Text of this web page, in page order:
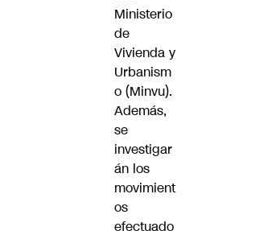
Ministerio
de
Vivienda y
Urbanism
o (Minvu).
Además,
se
investigar
án los
movimient
os
efectuado